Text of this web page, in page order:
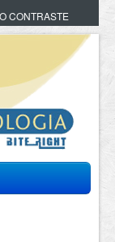
CONTRASTE